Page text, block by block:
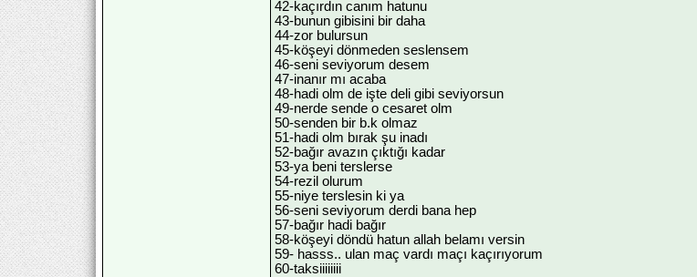
42-kaçırdın canım hatunu
43-bunun gibisini bir daha
44-zor bulursun
45-köşeyi dönmeden seslensem
46-seni seviyorum desem
47-inanır mı acaba
48-hadi olm de işte deli gibi seviyorsun
49-nerde sende o cesaret olm
50-senden bir b.k olmaz
51-hadi olm bırak şu inadı
52-bağır avazın çıktığı kadar
53-ya beni terslerse
54-rezil olurum
55-niye terslesin ki ya
56-seni seviyorum derdi bana hep
57-bağır hadi bağır
58-köşeyi döndü hatun allah belamı versin
59- hasss.. ulan maç vardı maçı kaçırıyorum
60-taksiiiiiiii